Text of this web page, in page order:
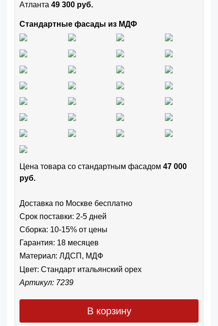
Атланта 49 300 руб.
Стандартные фасады из МДФ
Цена товара cо стандартным фасадом 47 000
руб.
Доставка по Москве бесплатно
Срок поставки: 2-5 дней
Сборка: 10-15% от цены
Гарантия: 18 месяцев
Материал: ЛДСП, МДФ
Цвет: Стандарт итальянский орех
Артикул: 7239
В корзину